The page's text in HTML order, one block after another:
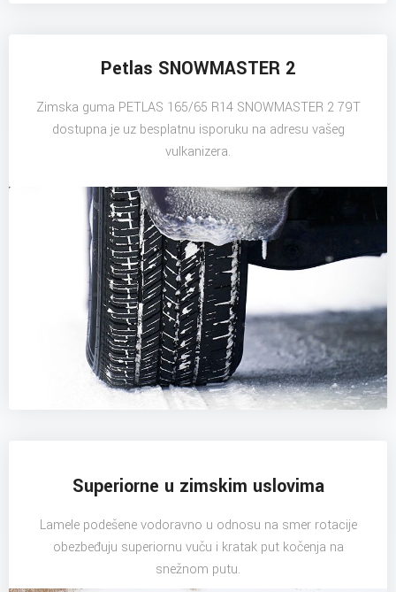
Petlas SNOWMASTER 2
Zimska guma PETLAS 165/65 R14 SNOWMASTER 2 79T
dostupna je uz besplatnu isporuku na adresu vašeg
vulkanizera.
Superiorne u zimskim uslovima
Lamele podešene vodoravno u odnosu na smer rotacije
obezbeđuju superiornu vuču i kratak put kočenja na
snežnom putu.